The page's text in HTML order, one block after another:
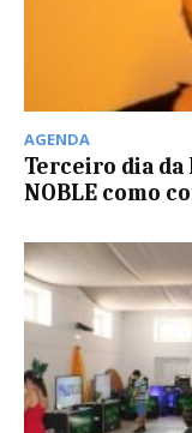
AGENDA
Terceiro dia da
NOBLE como